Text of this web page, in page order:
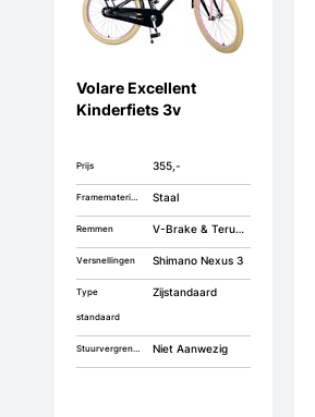
Volare Excellent
Kinderfiets 3v
Prijs 355,-
Framemateriaal Staal
Remmen V-Brake & Terugtrap
Versnellingen Shimano Nexus 3
Type
standaard
Zijstandaard
Stuurvergrendeling Niet Aanwezig